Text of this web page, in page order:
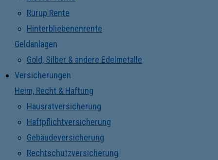
Rürup Rente
Hinterbliebenenrente
Geldanlagen
Gold, Silber & andere Edelmetalle
Versicherungen
Heim, Recht & Haftung
Hausratversicherung
Haftpflichtversicherung
Gebäudeversicherung
Rechtschutzversicherung